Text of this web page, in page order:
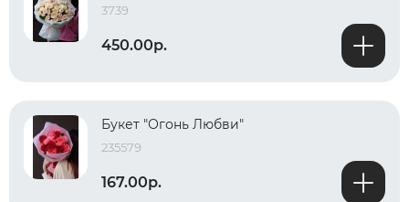
3739
450.00р.
Букет "Огонь Любви"
235579
167.00р.